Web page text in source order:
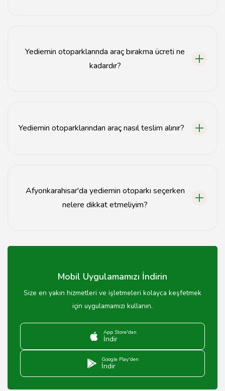
Yediemin otoparklarında araç bırakma ücreti ne
kadardır?
Yediemin otoparklarından araç nasıl teslim alınır?
Afyonkarahisar'da yediemin otoparkı seçerken
nelere dikkat etmeliyim?
faktörlere dikkat etmelisiniz.
Mobil Uygulamamızı İndirin
Size en yakın hizmetleri ve işletmeleri kolayca keşfetmek
için uygulamamızı kullanın.
App Store'dan
İndir
Google Play'den
İndir